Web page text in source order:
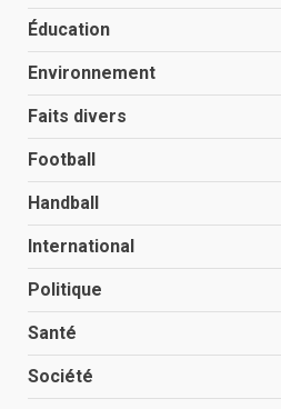
Éducation
Environnement
Faits divers
Football
Handball
International
Politique
Santé
Société